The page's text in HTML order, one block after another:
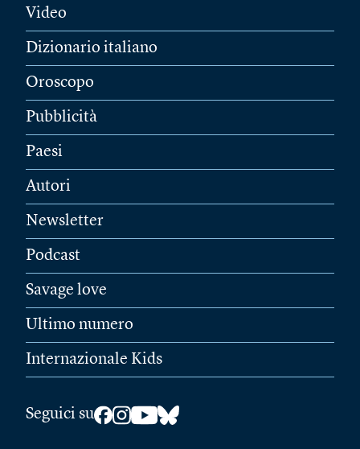
Video
Dizionario italiano
Oroscopo
Pubblicità
Paesi
Autori
Newsletter
Podcast
Savage love
Ultimo numero
Internazionale Kids
Seguici su